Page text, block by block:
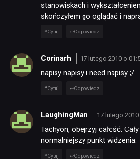
stanowiskach i
skończyłem go oglądać i
Cytuj Odpowiedz
Corinarh 17 lutego 2010 o
napisy napisy i need napisy ;/
Cytuj Odpowiedz
LaughingMan 17 lutego 2010
Tachyon, obejrzyj całóść.
normalniejszy punkt widzenia.
Cytuj Odpowiedz